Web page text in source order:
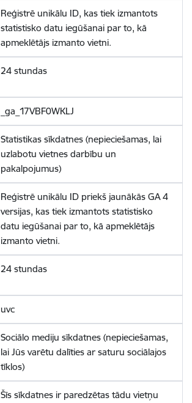
Reģistrē unikālu ID, kas tiek izmantots
statistisko datu iegūšanai par to, kā
apmeklētājs izmanto vietni.
24 stundas
_ga_17VBF0WKLJ
Statistikas sīkdatnes (nepieciešamas, lai
uzlabotu vietnes darbību un
pakalpojumus)
Reģistrē unikālu ID priekš jaunākās GA 4
versijas, kas tiek izmantots statistisko
datu iegūšanai par to, kā apmeklētājs
izmanto vietni.
24 stundas
uvc
Sociālo mediju sīkdatnes (nepieciešamas,
lai Jūs varētu dalīties ar saturu sociālajos
tīklos)
Šīs sīkdatnes ir paredzētas tādu vietņu